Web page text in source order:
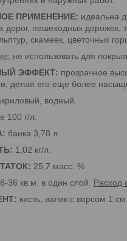
ПРИМЕНЕНИЕ: идеальна
дорог, пешеходных дорожек,
скамеек, цветочных
не использовать для
ЭФФЕКТ: прозрачное
делая его еще более
водный.
100 г/л.
банка 3,78 л.
1,02 кг/л.
25,7 масс. %
36 кв.м. в один слой. Расход
кисть, валик с ворсом 1